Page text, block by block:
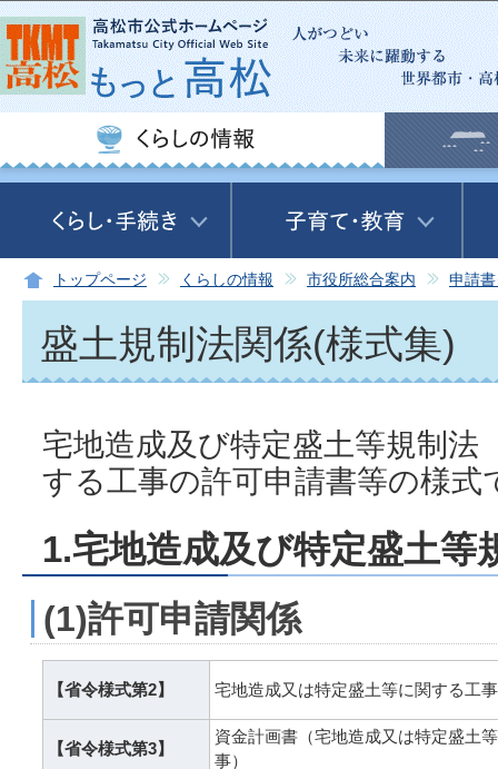
この
トップページ くらしの情報 市役所総合案内 申請
盛土規制法関係(様式集)
宅地造成及び特定盛土等規制法
する工事の許可申請書等の様式
1.宅地造成及び特定盛土等
(1)許可申請関係
【省令様式第2】 宅地造成又は特定盛土等に関する工
【省令様式第3】
資金計画書（宅地造成又は特定盛土
事）